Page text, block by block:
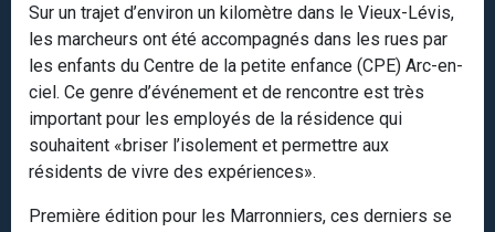
Sur un trajet d’environ un kilomètre dans le Vieux-Lévis,
les marcheurs ont été accompagnés dans les rues par
les enfants du Centre de la petite enfance (CPE) Arc-en-
ciel. Ce genre d’événement et de rencontre est très
important pour les employés de la résidence qui
souhaitent «briser l’isolement et permettre aux
résidents de vivre des expériences».
Première édition pour les Marronniers, ces derniers se